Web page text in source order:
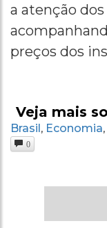
a atenção
preços dos
Veja mais
Brasil, Economia,
0